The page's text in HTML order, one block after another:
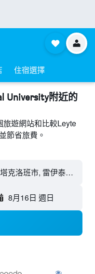
住宿選擇
University附近​的
遊網站和比較Leyte
節省旅費。
Leyte Normal University - 塔克洛班市, 雷伊泰島, 菲律賓
8月16日 週日